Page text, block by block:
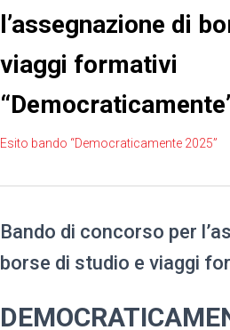
l’assegnazione di
viaggi formativi
Esito bando “Democraticamente 2025”
Bando di concorso per
borse di studio e viaggi